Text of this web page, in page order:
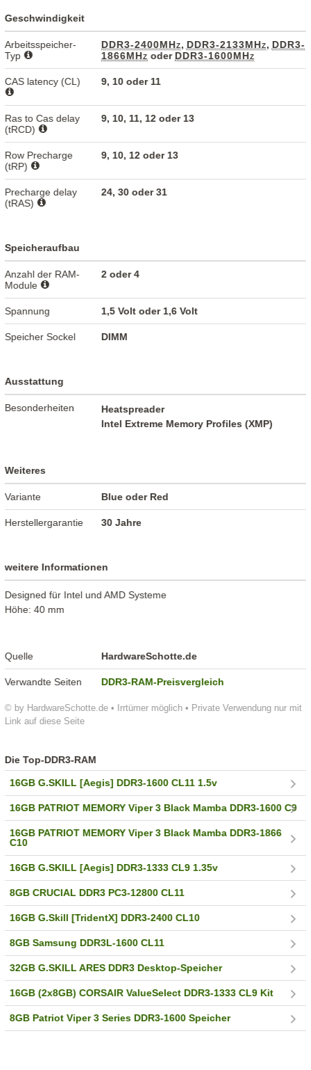
© by HardwareSchotte.de • Irrtümer möglich • Private Verwendung nur mit
Link auf diese Seite
Geschwindigkeit
Arbeitsspeicher-
Typ
DDR3-2400MHz, DDR3-2133MHz, DDR3-
1866MHz oderDDR3-1600MHz
CAS latency (CL) 9, 10 oder 11
Ras to Cas delay
(tRCD)
9, 10, 11, 12 oder 13
Row Precharge
(tRP)
9, 10, 12 oder 13
Precharge delay
(tRAS)
24, 30 oder 31
Speicheraufbau
Anzahl der RAM-
Module
2 oder 4
Spannung 1,5 Volt oder 1,6 Volt
Speicher Sockel DIMM
Ausstattung
Besonderheiten
Heatspreader
Intel Extreme Memory Profiles (XMP)
Weiteres
Variante Blue oder Red
Herstellergarantie 30 Jahre
weitere Informationen
Designed für Intel und AMD Systeme
Höhe: 40 mm
Quelle HardwareSchotte.de
Verwandte Seiten DDR3-RAM-Preisvergleich
Die Top-DDR3-RAM
16GB G.SKILL [Aegis] DDR3-1600 CL11 1.5v
16GB PATRIOT MEMORY Viper 3 Black Mamba DDR3-1600 C9
16GB PATRIOT MEMORY Viper 3 Black Mamba DDR3-1866
C10
16GB G.SKILL [Aegis] DDR3-1333 CL9 1.35v
8GB CRUCIAL DDR3 PC3-12800 CL11
16GB G.Skill [TridentX] DDR3-2400 CL10
8GB Samsung DDR3L-1600 CL11
32GB G.SKILL ARES DDR3 Desktop-Speicher
16GB (2x8GB) CORSAIR ValueSelect DDR3-1333 CL9 Kit
8GB Patriot Viper 3 Series DDR3-1600 Speicher